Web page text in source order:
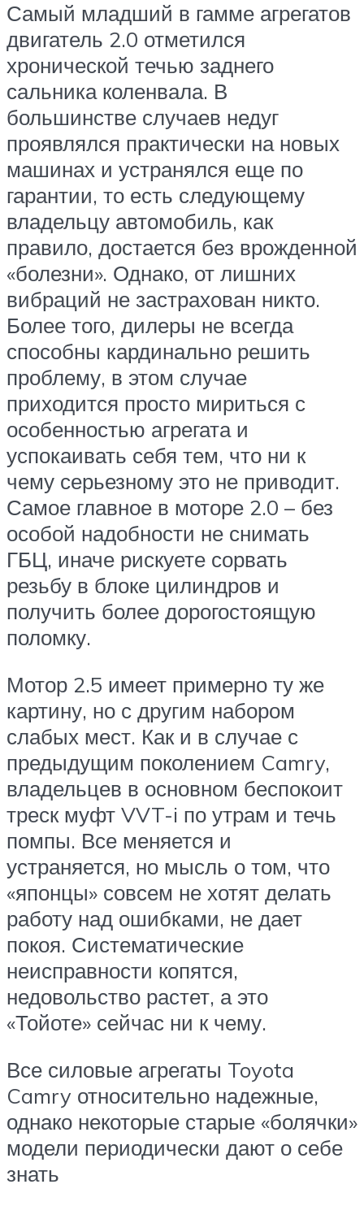
Самый младший в гамме агрегатов
двигатель 2.0 отметился
хронической течью заднего
сальника коленвала. В
большинстве случаев недуг
проявлялся практически на новых
машинах и устранялся еще по
гарантии, то есть следующему
владельцу автомобиль, как
правило, достается без врожденной
«болезни». Однако, от лишних
вибраций не застрахован никто.
Более того, дилеры не всегда
способны кардинально решить
проблему, в этом случае
приходится просто мириться с
особенностью агрегата и
успокаивать себя тем, что ни к
чему серьезному это не приводит.
Самое главное в моторе 2.0 – без
особой надобности не снимать
ГБЦ, иначе рискуете сорвать
резьбу в блоке цилиндров и
получить более дорогостоящую
поломку.
Мотор 2.5 имеет примерно ту же
картину, но с другим набором
слабых мест. Как и в случае с
предыдущим поколением Camry,
владельцев в основном беспокоит
треск муфт VVT-i по утрам и течь
помпы. Все меняется и
устраняется, но мысль о том, что
«японцы» совсем не хотят делать
работу над ошибками, не дает
покоя. Систематические
неисправности копятся,
недовольство растет, а это
«Тойоте» сейчас ни к чему.
Все силовые агрегаты Toyota
Camry относительно надежные,
однако некоторые старые «болячки»
модели периодически дают о себе
знать